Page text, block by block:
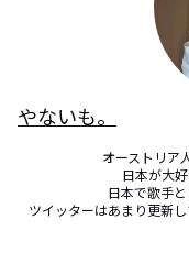
やないも。
オーストリア
日本が大
日本で歌手
ツイッターはあまり更新